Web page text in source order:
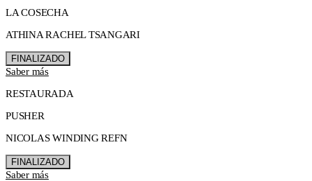
LA COSECHA
ATHINA RACHEL TSANGARI
FINALIZADO
Saber más
RESTAURADA
PUSHER
NICOLAS WINDING REFN
FINALIZADO
Saber más